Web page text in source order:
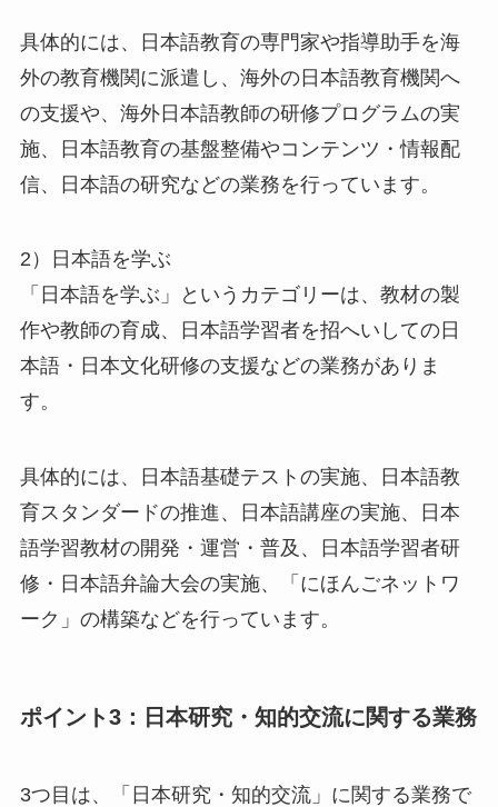
具体的には、日本語教育の専門家や指導助手を海
外の教育機関に派遣し、海外の日本語教育機関へ
の支援や、海外日本語教師の研修プログラムの実
施、日本語教育の基盤整備やコンテンツ・情報配
信、日本語の研究などの業務を行っています。
2）日本語を学ぶ
「日本語を学ぶ」というカテゴリーは、教材の製
作や教師の育成、日本語学習者を招へいしての日
本語・日本文化研修の支援などの業務がありま
す。
具体的には、日本語基礎テストの実施、日本語教
育スタンダードの推進、日本語講座の実施、日本
語学習教材の開発・運営・普及、日本語学習者研
修・日本語弁論大会の実施、「にほんごネットワ
ーク」の構築などを行っています。
ポイント3：日本研究・知的交流に関する業務
3つ目は、「日本研究・知的交流」に関する業務で